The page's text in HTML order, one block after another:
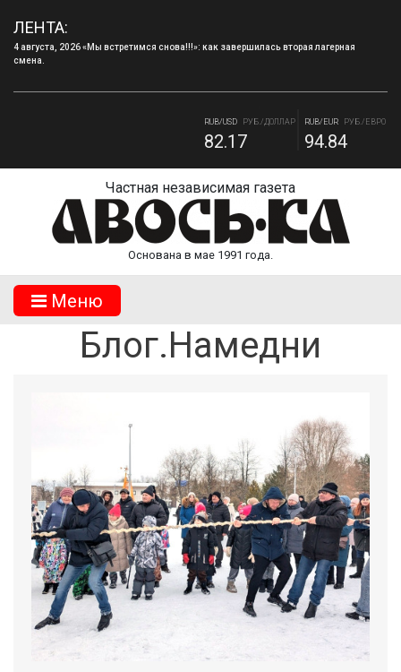
ЛЕНТА:
4 августа, 2026 «Мы встретимся снова!!!»: как завершилась вторая лагерная
смена.
RUB/USD РУБ./ДОЛЛАР
82.17
RUB/EUR РУБ./ЕВРО
94.84
27.87 18.36
Частная независимая газета
Основана в мае 1991 года.
Mеню
Блог.Намедни